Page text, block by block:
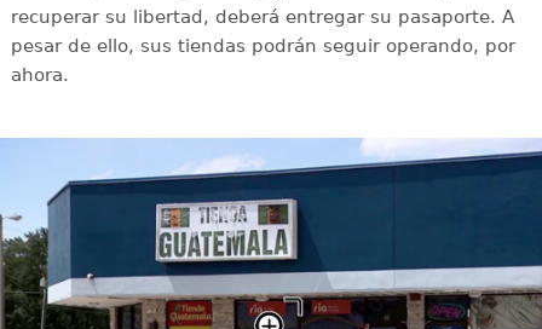
recuperar su libertad, deberá entregar su pasaporte. A
pesar de ello, sus tiendas podrán seguir operando, por
ahora.